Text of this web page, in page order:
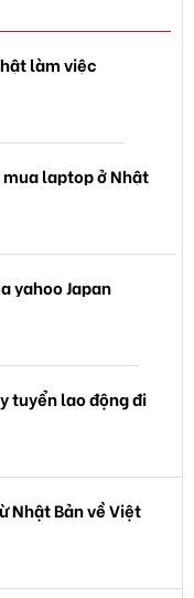
làm việc
laptop ở Nhật
yahoo Japan
tuyển lao động đi
Nhật Bản về Việt